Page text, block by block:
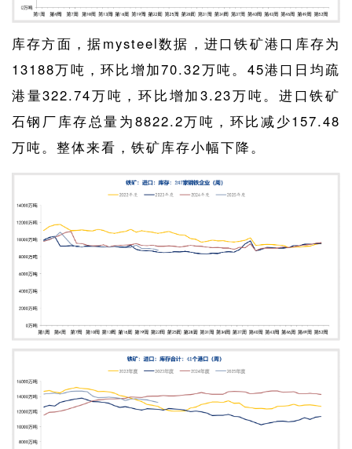
库存方面，据mysteel数据，进口铁矿港口库存为
13188万吨，环比增加70.32万吨。45港口日均疏
港量322.74万吨，环比增加3.23万吨。进口铁矿
石钢厂库存总量为8822.2万吨，环比减少157.48
万吨。整体来看，铁矿库存小幅下降。